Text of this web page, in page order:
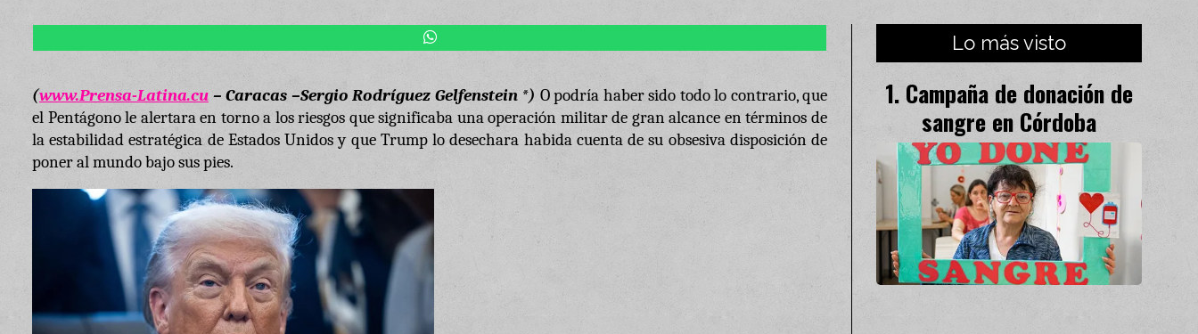
(www.Prensa-Latina.cu – Caracas –Sergio Rodríguez Gelfenstein *) O podría haber sido todo lo contrario, que
el Pentágono le alertara en torno a los riesgos que significaba una operación militar de gran alcance en términos de
la estabilidad estratégica de Estados Unidos y que Trump lo desechara habida cuenta de su obsesiva disposición de
poner al mundo bajo sus pies.
Lo más visto
Campaña de donación de
sangre en Córdoba